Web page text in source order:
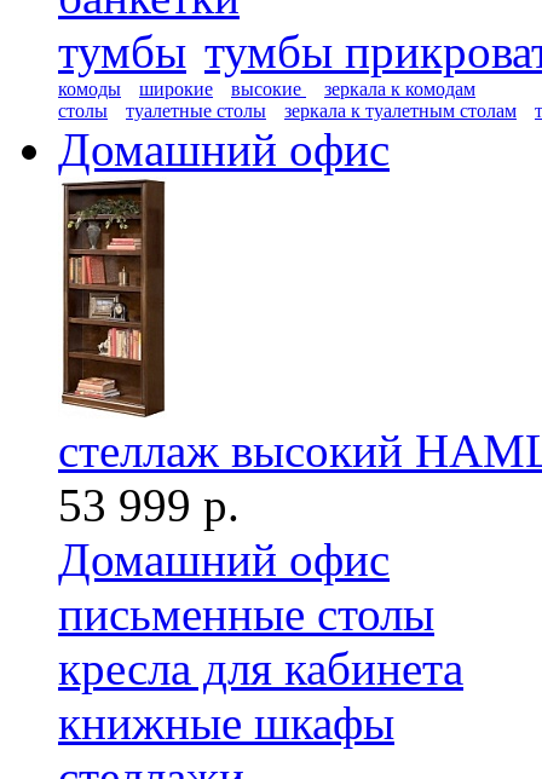
тумбы тумбы
комоды широкие высокие
зеркала к комодам
столы
туалетные столы зеркала к туалетным столам
Домашний офис
стеллаж высокий
53 999 р.
Домашний офис
письменные столы
кресла для кабинета
книжные шкафы